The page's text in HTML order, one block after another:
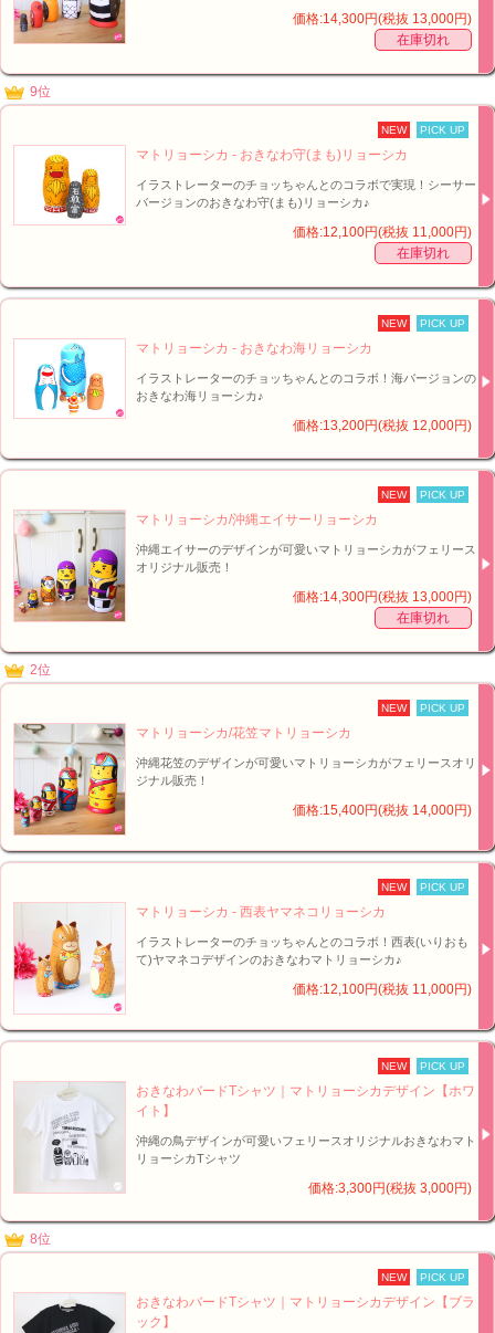
■オリジナル！マトリョーシカ - ミルク神リョーシカ【イメージ】↑
■オリジナル！マトリョーシカ - ミルク神リョーシカ【イメージ】↑
■オリジナル！マトリョーシカ - ミルク神リョーシカ【イメージ】↑
価格:14,300円(税抜 13,000円)
在庫切れ
9位
NEW PICK UP
マトリョーシカ - おきなわ守(まも)リョーシカ
イラストレーターのチョッちゃんとのコラボで実現！シーサー
バージョンのおきなわ守(まも)リョーシカ♪
価格:12,100円(税抜 11,000円)
在庫切れ
NEW PICK UP
マトリョーシカ - おきなわ海リョーシカ
イラストレーターのチョッちゃんとのコラボ！海バージョンの
おきなわ海リョーシカ♪
価格:13,200円(税抜 12,000円)
NEW PICK UP
マトリョーシカ/沖縄エイサーリョーシカ
沖縄エイサーのデザインが可愛いマトリョーシカがフェリース
オリジナル販売！
価格:14,300円(税抜 13,000円)
在庫切れ
2位
NEW PICK UP
マトリョーシカ/花笠マトリョーシカ
沖縄花笠のデザインが可愛いマトリョーシカがフェリースオリ
ジナル販売！
価格:15,400円(税抜 14,000円)
NEW PICK UP
マトリョーシカ - 西表ヤマネコリョーシカ
イラストレーターのチョッちゃんとのコラボ！西表(いりおも
て)ヤマネコデザインのおきなわマトリョーシカ♪
価格:12,100円(税抜 11,000円)
NEW PICK UP
おきなわバードTシャツ｜マトリョーシカデザイン【ホワ
イト】
沖縄の鳥デザインが可愛いフェリースオリジナルおきなわマト
リョーシカTシャツ
価格:3,300円(税抜 3,000円)
8位
NEW PICK UP
おきなわバードTシャツ｜マトリョーシカデザイン【ブラ
ック】